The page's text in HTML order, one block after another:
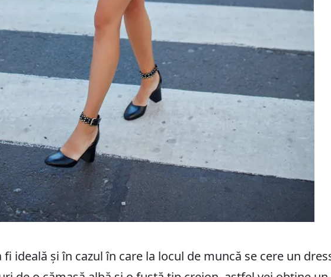
ideală și în cazul în care la locul de muncă se cere un